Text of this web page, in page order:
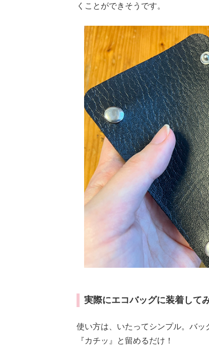
くことができそうです。
実際にエコバッグに装着して
使い方は、いたってシンプル。バ
『カチッ』と留めるだけ！